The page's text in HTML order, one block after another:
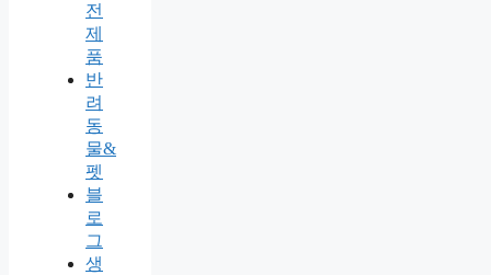
전
제
품
반
려
동
물&
펫
블
로
그
생